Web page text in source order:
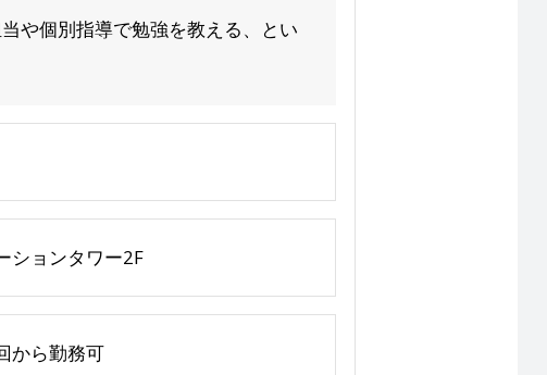
や個別指導で勉強を教える、とい
ションタワー2F
から勤務可